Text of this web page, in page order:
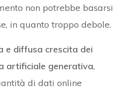
non potrebbe basarsi
in quanto troppo debole.
e diffusa crescita dei
artificiale generativa,
di dati online